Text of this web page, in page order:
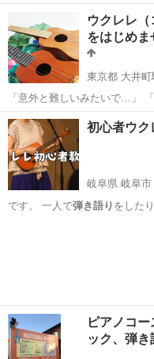
必要だと思うも…
ギター
ウクレレ（
をはじめ
東京都 大井町
「意外と難しいみたいで…」 「
戦したいな…
東京 品川区 大井町駅
ウクレレグループレッスン
初心者ウク
岐阜県 岐阜市
です。 一人で弾き語り
ピアノコ
ック、弾